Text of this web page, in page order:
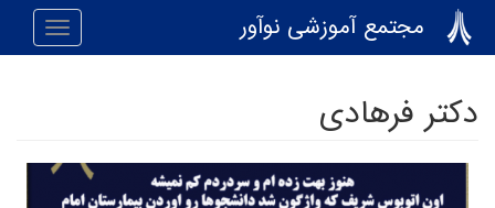
رفتن به محتوای اصلی
مجتمع آموزشی نوآور
Toggle
دکتر فرهادی